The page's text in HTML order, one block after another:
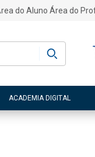
do Aluno Área do
ACADEMIA DIGITAL